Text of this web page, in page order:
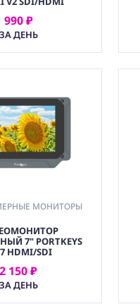
990 ₽
ЗА ДЕНЬ
МОНИТОРЫ
7" PORTKEYS
HDMI/SDI
2 150 ₽
ЗА ДЕНЬ